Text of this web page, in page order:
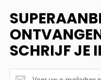
SCHRIJF JE